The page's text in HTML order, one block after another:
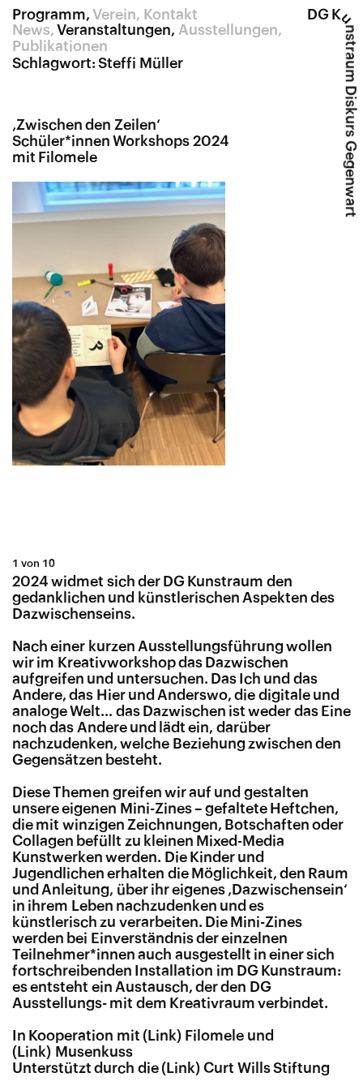
DG Ku
nstraum Diskurs Gegenwart
Programm
News Veranstaltungen
Ausstellungen
Publikationen
Verein Kontakt
Schlagwort:Steffi Müller
‚Zwischen den Zeilen‘
Schüler*innen Workshops 2024
mit Filomele
1 von 10
2024 widmet sich der DG Kunstraum den
gedanklichen und künstlerischen Aspekten des
Dazwischenseins.
Nach einer kurzen Ausstellungsführung wollen
wir im Kreativworkshop das Dazwischen
aufgreifen und untersuchen. Das Ich und das
Andere, das Hier und Anderswo, die digitale und
analoge Welt… das Dazwischen ist weder das Eine
noch das Andere und lädt ein, darüber
nachzudenken, welche Beziehung zwischen den
Gegensätzen besteht.
Diese Themen greifen wir auf und gestalten
unsere eigenen Mini-Zines – gefaltete Heftchen,
die mit winzigen Zeichnungen, Botschaften oder
Collagen befüllt zu kleinen Mixed-Media
Kunstwerken werden. Die Kinder und
Jugendlichen erhalten die Möglichkeit, den Raum
und Anleitung, über ihr eigenes ‚Dazwischensein‘
in ihrem Leben nachzudenken und es
künstlerisch zu verarbeiten. Die Mini-Zines
werden bei Einverständnis der einzelnen
Teilnehmer*innen auch ausgestellt in einer sich
fortschreibenden Installation im DG Kunstraum:
es entsteht ein Austausch, der den DG
Ausstellungs- mit dem Kreativraum verbindet.
In Kooperation mit Filomele und
Musenkuss
Unterstützt durch die
Curt Wills Stiftung